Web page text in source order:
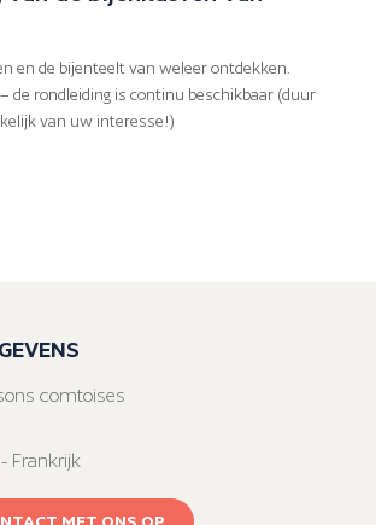
en de bijenteelt van weleer ontdekken.
de rondleiding is continu beschikbaar (duur
van uw interesse!)
comtoises
Frankrijk